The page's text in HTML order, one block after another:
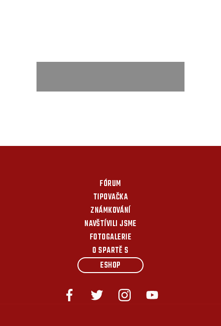
FÓRUM
TIPOVAČKA
ZNÁMKOVÁNÍ
NAVŠTÍVILI JSME
FOTOGALERIE
O SPARTĚ S
ESHOP